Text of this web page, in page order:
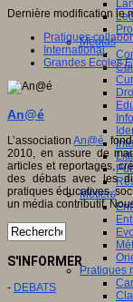
Médias
Métiers
Pratiques
Dernière modification le
Pratiques
International,
Grandes Ecoles
An@é
L’associationAn@é,
2010, en assure de
articles et reportages,
des débats avec les
pratiques éducatives,
un média contributif.
S'INFORMER
- DEBATS